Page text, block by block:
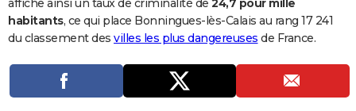
S'inscrire
Se connecter
Lycées
Collèges
Primaires
Universités
Entreprises
Service militaire
Avis de recherche
AVIS DE DÉCÈS
affiche ainsi un taux de criminalité de 24,7 pour mille
habitants, ce qui place Bonningues-lès-Calais au rang 17 241
du classement des villes les plus dangereuses de France.